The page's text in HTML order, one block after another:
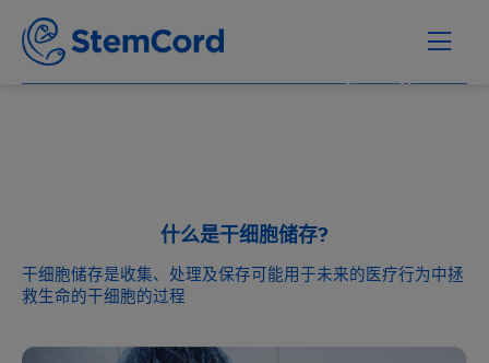
什么是干细胞储存?
干细胞储存是收集、处理及保存可能用于未来的医疗行为中拯
救生命的干细胞的过程